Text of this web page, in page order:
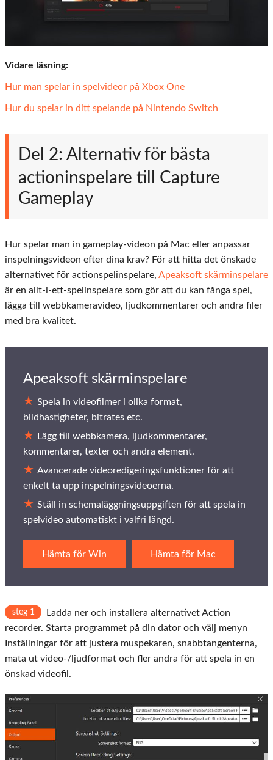
Vidare läsning:
Hur man spelar in spelvideor på Xbox One
Hur du spelar in ditt spelande på Nintendo Switch
Del 2: Alternativ för bästa
actioninspelare till Capture
Gameplay
Hur spelar man in gameplay-videon på Mac eller anpassar
inspelningsvideon efter dina krav? För att hitta det önskade
alternativet för actionspelinspelare, Apeaksoft skärminspelare
är en allt-i-ett-spelinspelare som gör att du kan fånga spel,
lägga till webbkameravideo, ljudkommentarer och andra filer
med bra kvalitet.
Apeaksoft skärminspelare
Spela in videofilmer i olika format,
bildhastigheter, bitrates etc.
Lägg till webbkamera, ljudkommentarer,
kommentarer, texter och andra element.
Avancerade videoredigeringsfunktioner för att
enkelt ta upp inspelningsvideoerna.
Ställ in schemaläggningsuppgiften för att spela in
spelvideo automatiskt i valfri längd.
Hämta för Win Hämta för Mac
steg 1
Ladda ner och installera alternativet Action
recorder. Starta programmet på din dator och välj menyn
Inställningar för att justera muspekaren, snabbtangenterna,
mata ut video-/ljudformat och fler andra för att spela in en
önskad videofil.